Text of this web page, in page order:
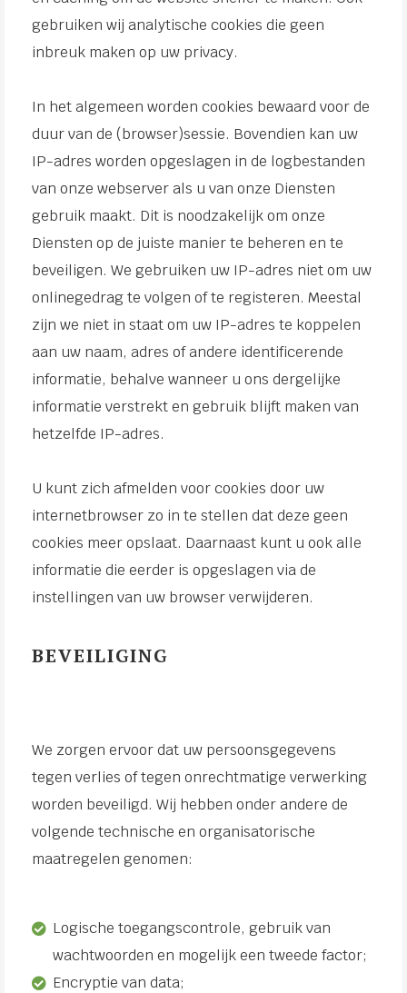
gebruiken wij analytische cookies die geen
inbreuk maken op uw privacy.
In het algemeen worden cookies bewaard voor de
duur van de (browser)sessie. Bovendien kan uw
IP-adres worden opgeslagen in de logbestanden
van onze webserver als u van onze Diensten
gebruik maakt. Dit is noodzakelijk om onze
Diensten op de juiste manier te beheren en te
beveiligen. We gebruiken uw IP-adres niet om uw
onlinegedrag te volgen of te registeren. Meestal
zijn we niet in staat om uw IP-adres te koppelen
aan uw naam, adres of andere identificerende
informatie, behalve wanneer u ons dergelijke
informatie verstrekt en gebruik blijft maken van
hetzelfde IP-adres.
U kunt zich afmelden voor cookies door uw
internetbrowser zo in te stellen dat deze geen
cookies meer opslaat. Daarnaast kunt u ook alle
informatie die eerder is opgeslagen via de
instellingen van uw browser verwijderen.
BEVEILIGING
We zorgen ervoor dat uw persoonsgegevens
tegen verlies of tegen onrechtmatige verwerking
worden beveiligd. Wij hebben onder andere de
volgende technische en organisatorische
maatregelen genomen:
Logische toegangscontrole, gebruik van
wachtwoorden en mogelijk een tweede factor;
Encryptie van data;